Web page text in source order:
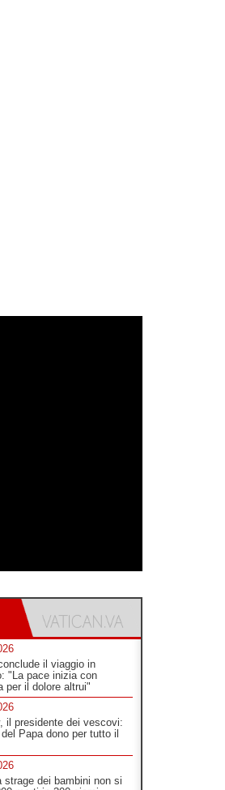
il viaggio in
"La pace inizia con
per il dolore altrui"
il presidente dei vescovi:
Papa dono per tutto il
strage dei bambini non si